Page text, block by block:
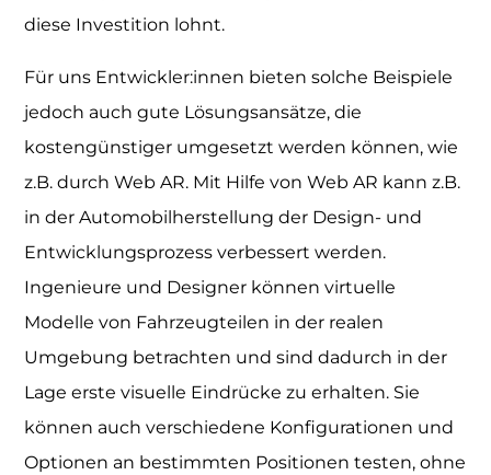
diese Investition lohnt.
Für uns Entwickler:innen bieten solche Beispiele
jedoch auch gute Lösungsansätze, die
kostengünstiger umgesetzt werden können, wie
z.B. durch Web AR. Mit Hilfe von Web AR kann z.B.
in der Automobilherstellung der Design- und
Entwicklungsprozess verbessert werden.
Ingenieure und Designer können virtuelle
Modelle von Fahrzeugteilen in der realen
Umgebung betrachten und sind dadurch in der
Lage erste visuelle Eindrücke zu erhalten. Sie
können auch verschiedene Konfigurationen und
Optionen an bestimmten Positionen testen, ohne